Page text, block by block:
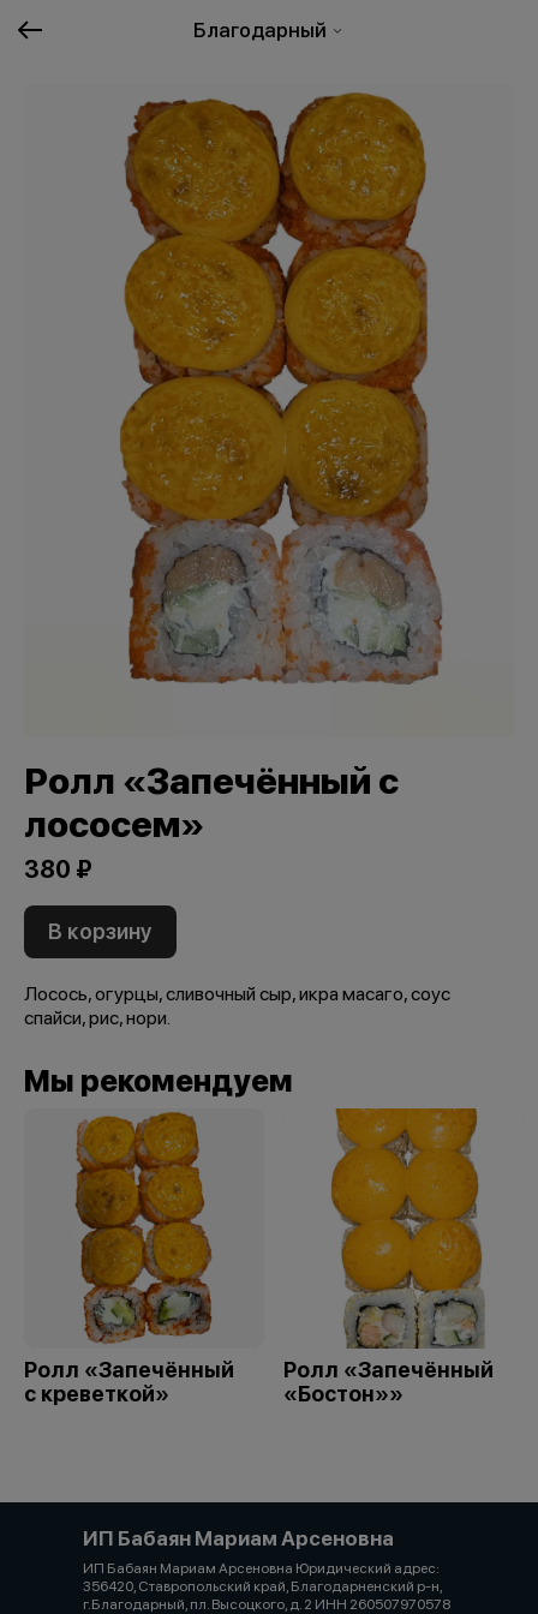
Благодарный
Ролл «Запечённый с
лососем»
380 ₽
В корзину
Лосось, огурцы, сливочный сыр, икра масаго, соус
спайси, рис, нори.
Мы рекомендуем
Ролл «Запечённый
с креветкой»
Ролл «Запечённый
«Бостон»»
ИП Бабаян Мариам Арсеновна
ИП Бабаян Мариам Арсеновна Юридический адрес:
356420, Ставропольский край, Благодарненский р-н,
г.Благодарный, пл. Высоцкого, д. 2 ИНН 260507970578